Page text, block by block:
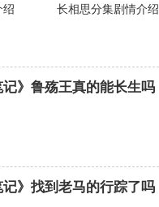
绍 长相思分集剧情介绍
记》鲁殇王真的能长生吗
记》找到老马的行踪了吗